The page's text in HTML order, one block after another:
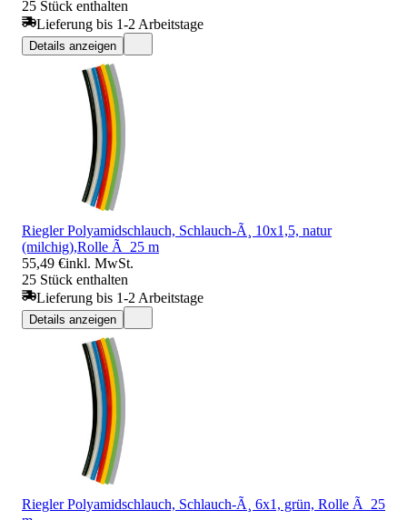
25 Stück enthalten
Lieferung bis 1-2 Arbeitstage
Details anzeigen
Riegler Polyamidschlauch, Schlauch-Ã¸ 10x1,5, natur
(milchig),Rolle Ã 25 m
55,49 €inkl. MwSt.
25 Stück enthalten
Lieferung bis 1-2 Arbeitstage
Details anzeigen
Riegler Polyamidschlauch, Schlauch-Ã¸ 6x1, grün, Rolle Ã 25